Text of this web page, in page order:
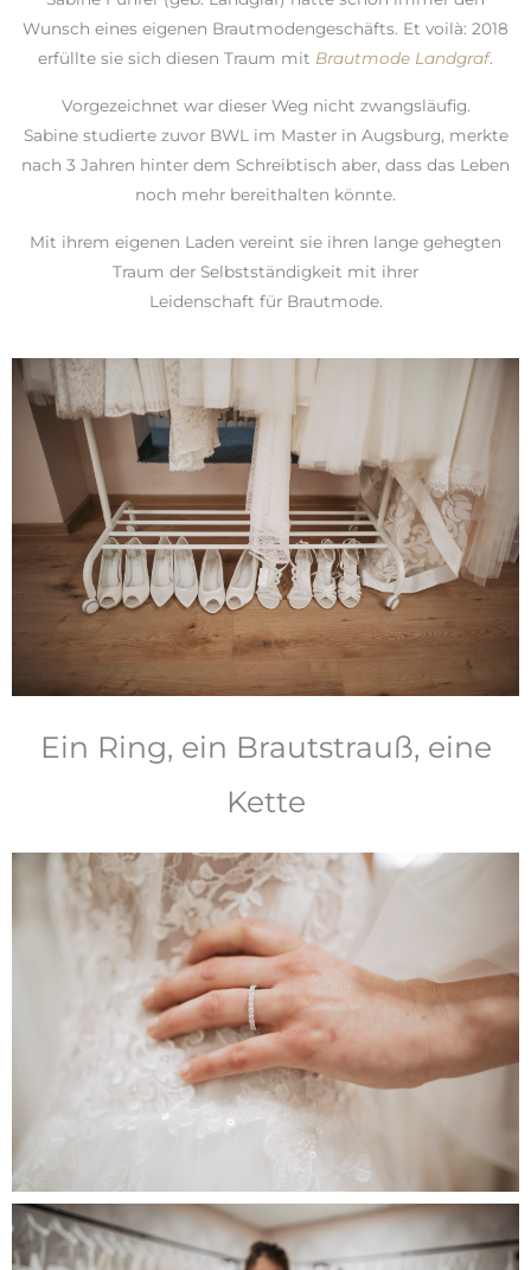
Wunsch eines eigenen Brautmodengeschäfts. Et voilà: 2018
erfüllte sie sich diesen Traum mit Brautmode Landgraf.
Vorgezeichnet war dieser Weg nicht zwangsläufig.
Sabine studierte zuvor BWL im Master in Augsburg, merkte
nach 3 Jahren hinter dem Schreibtisch aber, dass das Leben
noch mehr bereithalten könnte.
Mit ihrem eigenen Laden vereint sie ihren lange gehegten
Traum der Selbstständigkeit mit ihrer
Leidenschaft für Brautmode.
Ein Ring, ein Brautstrauß, eine
Kette